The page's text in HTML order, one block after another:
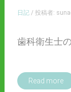
日記/ 投稿者:
歯科衛生士
Read more